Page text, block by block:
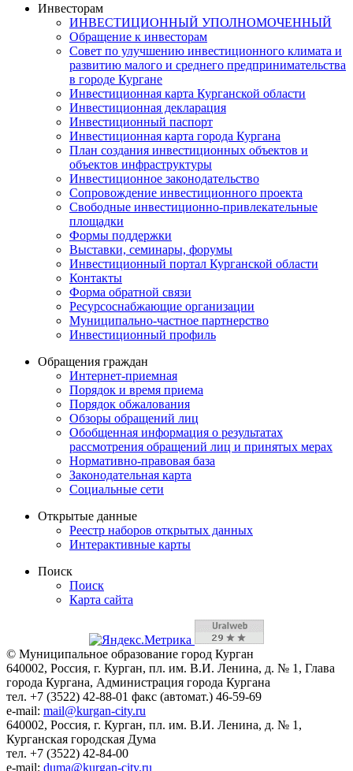
Инвесторам
ИНВЕСТИЦИОННЫЙ УПОЛНОМОЧЕННЫЙ
Обращение к инвесторам
Совет по улучшению инвестиционного климата и
развитию малого и среднего предпринимательства
в городе Кургане
Инвестиционная карта Курганской области
Инвестиционная декларация
Инвестиционный паспорт
Инвестиционная карта города Кургана
План создания инвестиционных объектов и
объектов инфраструктуры
Инвестиционное законодательство
Сопровождение инвестиционного проекта
Свободные инвестиционно-привлекательные
площадки
Формы поддержки
Выставки, семинары, форумы
Инвестиционный портал Курганской области
Контакты
Форма обратной связи
Ресурсоснабжающие организации
Муниципально-частное партнерство
Инвестиционный профиль
Обращения граждан
Интернет-приемная
Порядок и время приема
Порядок обжалования
Обзоры обращений лиц
Обобщенная информация о результатах
рассмотрения обращений лиц и принятых мерах
Нормативно-правовая база
Законодательная карта
Социальные сети
Открытые данные
Реестр наборов открытых данных
Интерактивные карты
Поиск
Поиск
Карта сайта
© Муниципальное образование город Курган
640002, Россия, г. Курган, пл. им. В.И. Ленина, д. № 1, Глава
города Кургана, Администрация города Кургана
тел. +7 (3522) 42-88-01 факс (автомат.) 46-59-69
e-mail: mail@kurgan-city.ru
640002, Россия, г. Курган, пл. им. В.И. Ленина, д. № 1,
Курганская городская Дума
тел. +7 (3522) 42-84-00
e-mail: duma@kurgan-city.ru